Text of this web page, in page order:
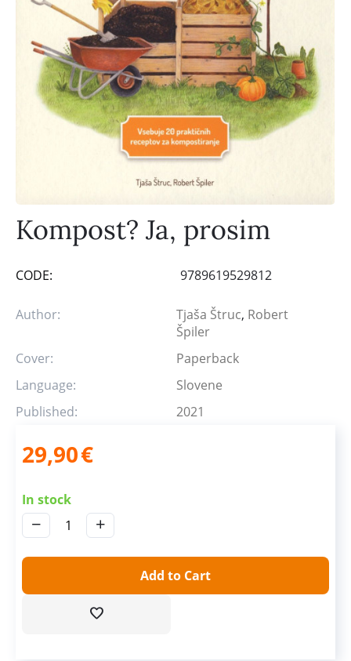
Kompost? Ja, prosim
CODE: 9789619529812
Author: Tjaša Štruc, Robert
Špiler
Cover:
Paperback
Language:
Slovene
Published:
2021
29,90€
In stock
+
−
Add to Cart